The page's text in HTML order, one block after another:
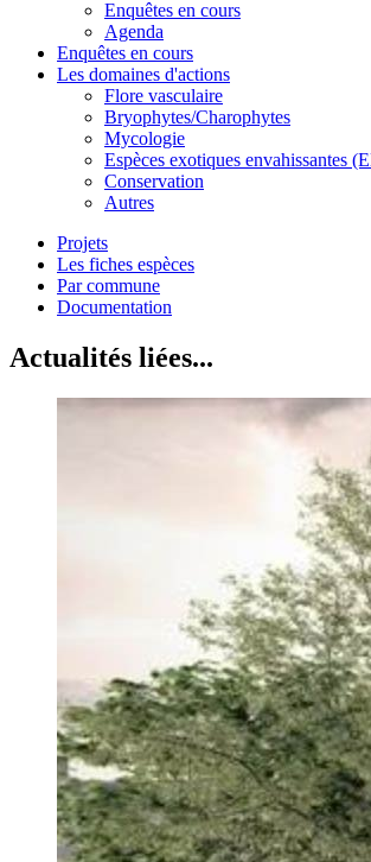
Enquêtes en cours
Agenda
Enquêtes en cours
Les domaines d'actions
Flore vasculaire
Bryophytes/Charophytes
Mycologie
Espèces exotiques envahissantes
Conservation
Autres
Projets
Les fiches espèces
Par commune
Documentation
Actualités liées...